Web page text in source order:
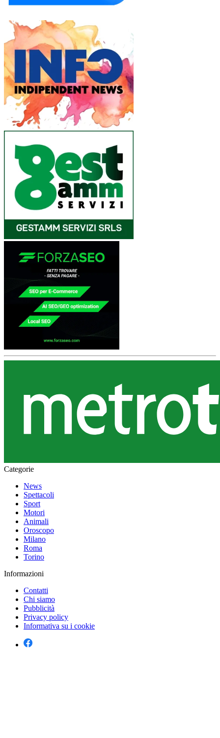
Categorie
News
Spettacoli
Sport
Motori
Animali
Oroscopo
Milano
Roma
Torino
Informazioni
Contatti
Chi siamo
Pubblicità
Privacy policy
Informativa su i cookie